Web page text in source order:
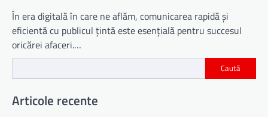
În era digitală în care ne aflăm, comunicarea rapidă și
eficientă cu publicul țintă este esențială pentru succesul
oricărei afaceri.…
Caută
Articole recente